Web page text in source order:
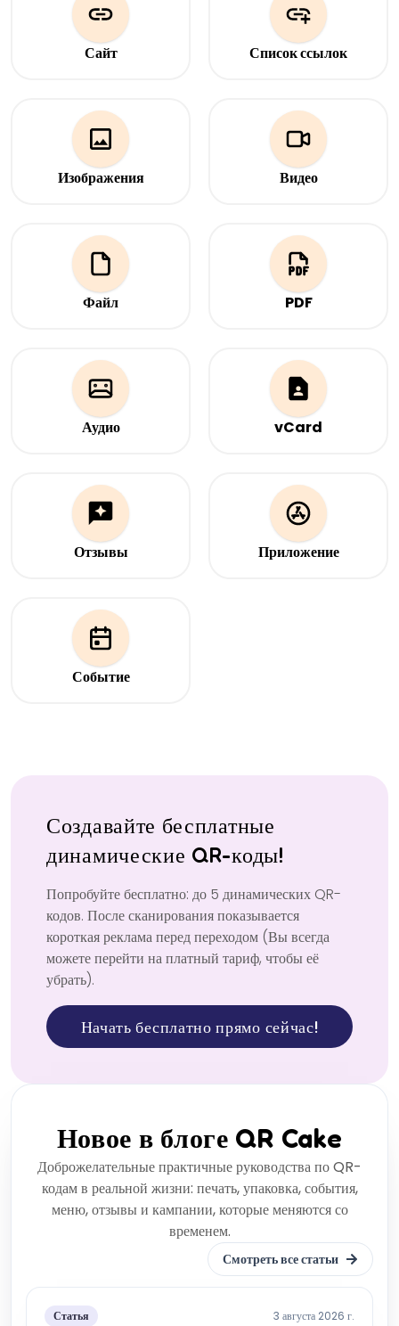
Сервис создан для маркетологов, команд и
авторов, которым нужны быстрые и гибкие
инструменты QR-маркетинга.
Сайт Список ссылок
Изображения Видео
формате видео, которое
открывается по
сканированию.
Файл PDF
Аудио vCard
чтобы поделиться: всегда
актуально, без визиток.
Отзывы
других платформах с одной
страницы.
Приложение
Событие
Создавайте бесплатные
динамические QR-коды!
Попробуйте бесплатно: до 5 динамических QR-
кодов. После сканирования показывается
короткая реклама перед переходом (Вы всегда
можете перейти на платный тариф, чтобы её
убрать).
Начать бесплатно прямо сейчас!
Новое в блоге QR Cake
Доброжелательные практичные руководства по QR-
кодам в реальной жизни: печать, упаковка, события,
меню, отзывы и кампании, которые меняются со
временем.
Смотреть все статьи
Статья 3 августа 2026 г.